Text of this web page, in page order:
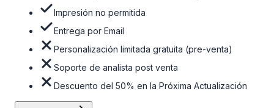
Impresión no permitida
Entrega por Email
Personalización limitada gratuita (pre-venta)
Soporte de analista post venta
Descuento del 50% en la Próxima Actualización